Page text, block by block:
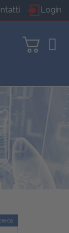
Login